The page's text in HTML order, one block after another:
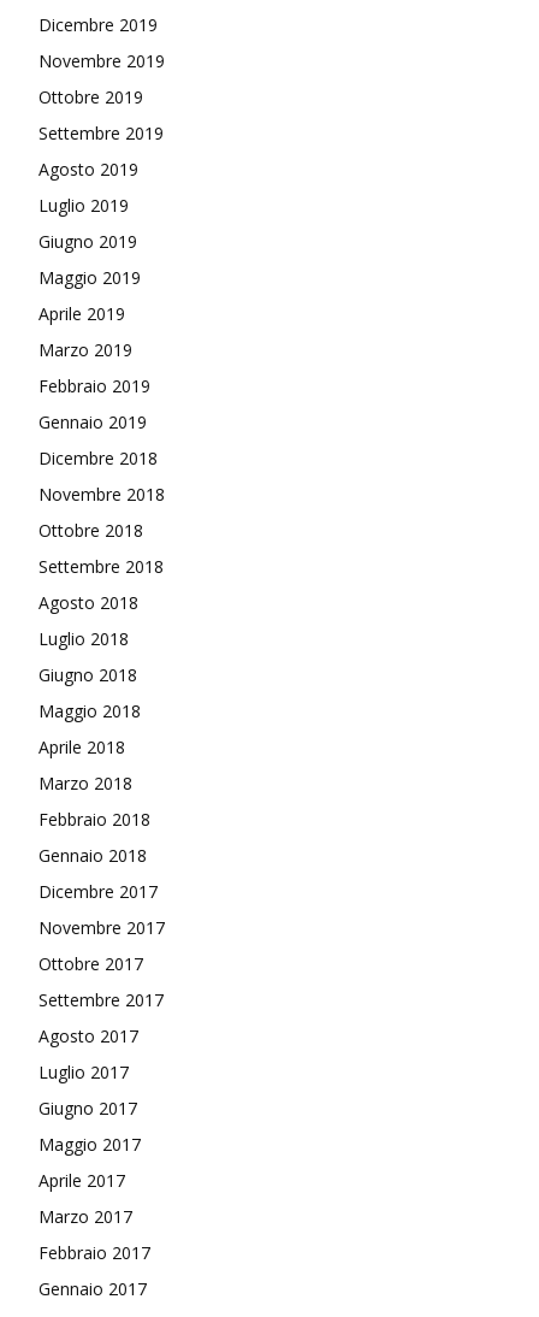
Dicembre 2019
Novembre 2019
Ottobre 2019
Settembre 2019
Agosto 2019
Luglio 2019
Giugno 2019
Maggio 2019
Aprile 2019
Marzo 2019
Febbraio 2019
Gennaio 2019
Dicembre 2018
Novembre 2018
Ottobre 2018
Settembre 2018
Agosto 2018
Luglio 2018
Giugno 2018
Maggio 2018
Aprile 2018
Marzo 2018
Febbraio 2018
Gennaio 2018
Dicembre 2017
Novembre 2017
Ottobre 2017
Settembre 2017
Agosto 2017
Luglio 2017
Giugno 2017
Maggio 2017
Aprile 2017
Marzo 2017
Febbraio 2017
Gennaio 2017